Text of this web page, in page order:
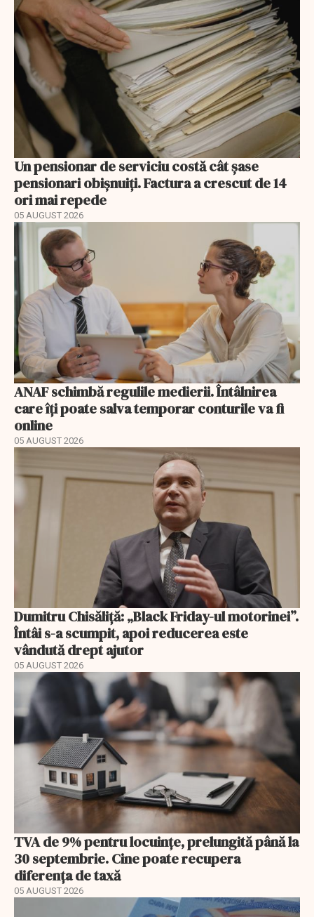
Un pensionar de serviciu costă cât șase
pensionari obișnuiți. Factura a crescut de 14
ori mai repede
05 AUGUST 2026
ANAF schimbă regulile medierii. Întâlnirea
care îți poate salva temporar conturile va fi
online
05 AUGUST 2026
Dumitru Chisăliță: „Black Friday-ul motorinei”.
Întâi s-a scumpit, apoi reducerea este
vândută drept ajutor
05 AUGUST 2026
TVA de 9% pentru locuințe, prelungită până la
30 septembrie. Cine poate recupera
diferența de taxă
05 AUGUST 2026